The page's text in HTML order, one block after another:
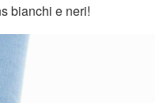
bianchi e neri!